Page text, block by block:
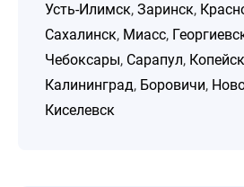
Усть-Илимск, Заринск,
Сахалинск, Миасс,
Чебоксары, Сарапул, Копейск
Калининград, Боровичи,
Киселевск